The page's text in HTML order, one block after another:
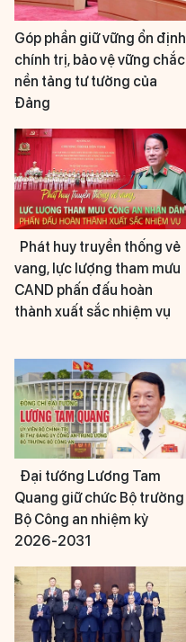
Góp phần giữ vững ổn định
chính trị, bảo vệ vững chắc
nền tảng tư tưởng của
Đảng
Phát huy truyền thống vẻ
vang, lực lượng tham mưu
CAND phấn đấu hoàn
thành xuất sắc nhiệm vụ
Đại tướng Lương Tam
Quang giữ chức Bộ trưởng
Bộ Công an nhiệm kỳ
2026-2031